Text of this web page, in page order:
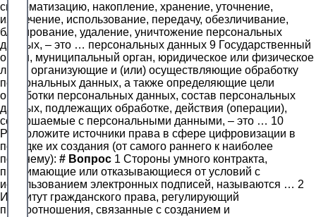
систематизацию, накопление, хранение, уточнение,
извлечение, использование, передачу, обезличивание,
блокирование, удаление, уничтожение персональных
данных, – это … персональных данных 9 Государственный
орган, муниципальный орган, юридическое или физическое
лицо, организующие и (или) осуществляющие обработку
персональных данных, а также определяющие цели
обработки персональных данных, состав персональных
данных, подлежащих обработке, действия (операции),
совершаемые с персональными данными, – это … 10
Расположите источники права в сфере цифровизации в
порядке их создания (от самого раннего к наиболее
позднему): # Вопрос 1 Стороны умного контракта,
принимающие или отказывающиеся от условий с
использованием электронных подписей, называются … 2
Институт гражданского права, регулирующий
правоотношения, связанные с созданием и